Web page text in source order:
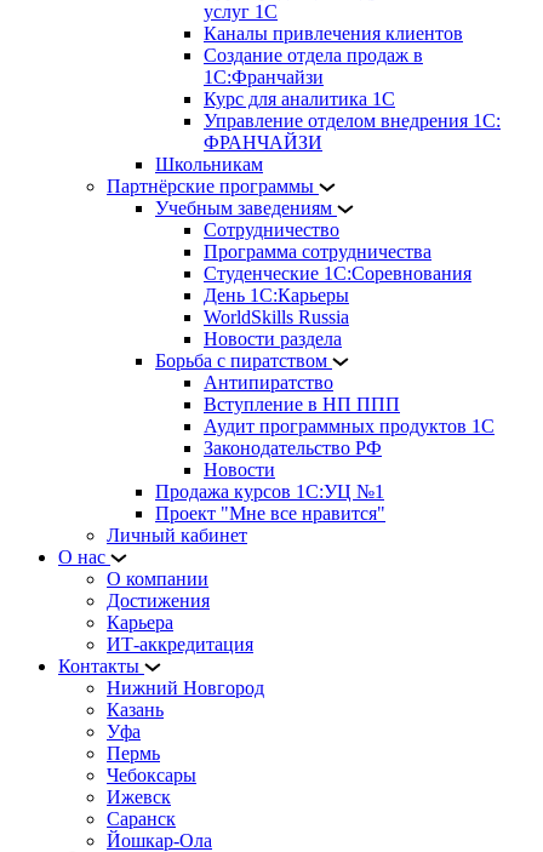
услуг 1С
Каналы привлечения клиентов
Создание отдела продаж в
1С:Франчайзи
Курс для аналитика 1С
Управление отделом внедрения 1С:
ФРАНЧАЙЗИ
Школьникам
Партнёрские программы
Учебным заведениям
Сотрудничество
Программа сотрудничества
Студенческие 1С:Соревнования
День 1С:Карьеры
WorldSkills Russia
Новости раздела
Борьба с пиратством
Антипиратство
Вступление в НП ППП
Аудит программных продуктов 1С
Законодательство РФ
Новости
Продажа курсов 1С:УЦ №1
Проект "Мне все нравится"
Личный кабинет
О нас
О компании
Достижения
Карьера
ИТ-аккредитация
Контакты
Нижний Новгород
Казань
Уфа
Пермь
Чебоксары
Ижевск
Саранск
Йошкар-Ола